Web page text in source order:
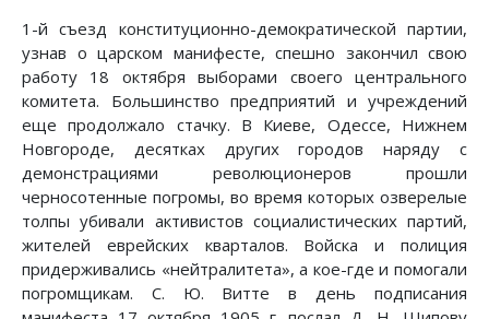
1-й съезд конституционно-демократической партии,
узнав о царском манифесте, спешно закончил свою
работу 18 октября выборами своего центрального
комитета. Большинство предприятий и учреждений
еще продолжало стачку. В Киеве, Одессе, Нижнем
Новгороде, десятках других городов наряду с
демонстрациями революционеров прошли
черносотенные погромы, во время которых озверелые
толпы убивали активистов социалистических партий,
жителей еврейских кварталов. Войска и полиция
придерживались «нейтралитета», а кое-где и помогали
погромщикам. С. Ю. Витте в день подписания